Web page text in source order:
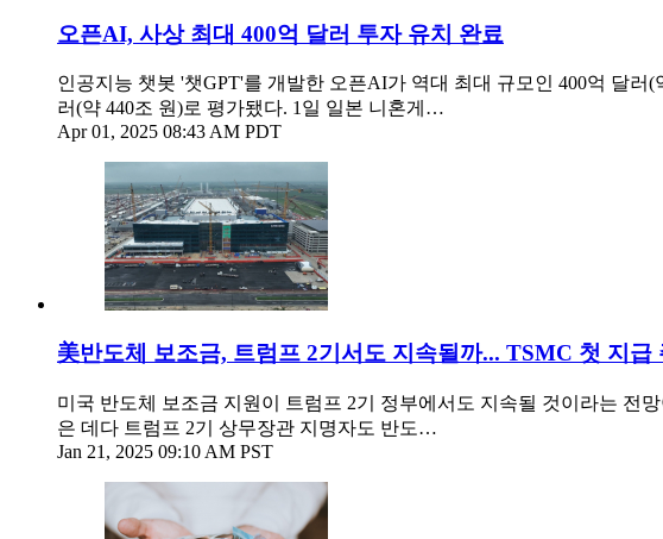
오픈AI, 사상 최대 400억 달러 투자 유치 완료
인공지능 챗봇 '챗GPT'를 개발한 오픈AI가 역대 최대 규모인 400억 달
러(약 440조 원)로 평가됐다. 1일 일본 니혼게…
Apr 01, 2025 08:43 AM PDT
美반도체 보조금, 트럼프 2기서도 지속될까... TSMC 첫 지급
미국 반도체 보조금 지원이 트럼프 2기 정부에서도 지속될 것이라는 전
은 데다 트럼프 2기 상무장관 지명자도 반도…
Jan 21, 2025 09:10 AM PST